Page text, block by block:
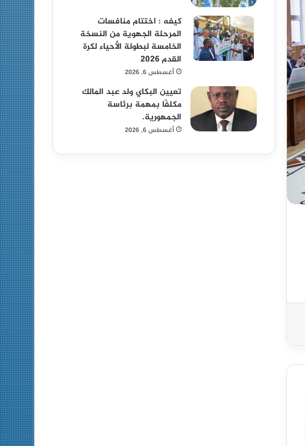
كيفه : اختتام منافسات
المرحلة الجهوية من النسخة
الخامسة لبطولة الأحياء لكرة
القدم 2026
أغسطس 6, 2026
تعيين البكاي ولد عبد المالك
مكلفًا بمهمة برئاسة
الجمهورية.
أغسطس 6, 2026